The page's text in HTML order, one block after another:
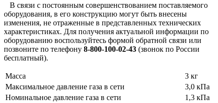
В связи с постоянным совершенствованием поставляемого
оборудования, в его конструкцию могут быть внесены
изменения, не отраженные в представленных технических
характеристиках. Для получения актуальной информации по
оборудованию воспользуйтесь формой обратной связи или
позвоните по телефону 8-800-100-02-43 (звонок по России
бесплатный).
Масса
3 кг
Максимальное давление газа в сети
3,0 кПа
Номинальное давление газа в сети
1,3 кПа